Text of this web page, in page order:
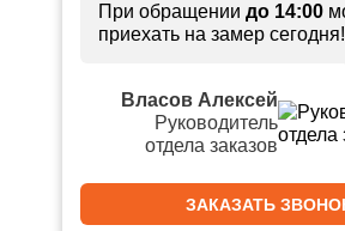
При обращении до 14:00
приехать на замер сегодня!
Власов Алексей
Руководитель
отдела заказов
ЗАКАЗАТЬ